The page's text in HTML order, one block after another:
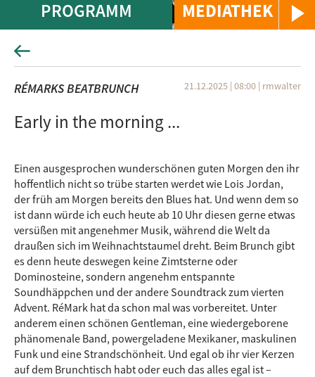
MEDIATHEK
PROGRAMM
RÉMARKS BEATBRUNCH 21.12.2025 | 08:00 | rmwalter
Early in the morning ...
Einen ausgesprochen wunderschönen guten Morgen den ihr
hoffentlich nicht so trübe starten werdet wie Lois Jordan,
der früh am Morgen bereits den Blues hat. Und wenn dem so
ist dann würde ich euch heute ab 10 Uhr diesen gerne etwas
versüßen mit angenehmer Musik, während die Welt da
draußen sich im Weihnachtstaumel dreht. Beim Brunch gibt
es denn heute deswegen keine Zimtsterne oder
Dominosteine, sondern angenehm entspannte
Soundhäppchen und der andere Soundtrack zum vierten
Advent. RéMark hat da schon mal was vorbereitet. Unter
anderem einen schönen Gentleman, eine wiedergeborene
phänomenale Band, powergeladene Mexikaner, maskulinen
Funk und eine Strandschönheit. Und egal ob ihr vier Kerzen
auf dem Brunchtisch habt oder euch das alles egal ist –